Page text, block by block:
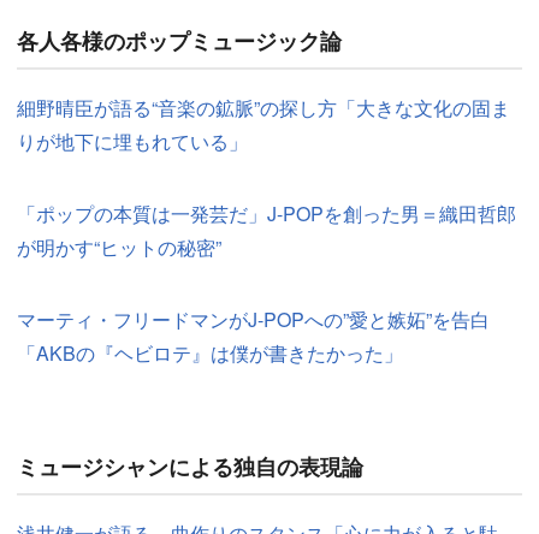
各人各様のポップミュージック論
細野晴臣が語る“音楽の鉱脈”の探し方「大きな文化の固ま
りが地下に埋もれている」
「ポップの本質は一発芸だ」J-POPを創った男＝織田哲郎
が明かす“ヒットの秘密”
マーティ・フリードマンがJ-POPへの”愛と嫉妬”を告白
「AKBの『ヘビロテ』は僕が書きたかった」
ミュージシャンによる独自の表現論